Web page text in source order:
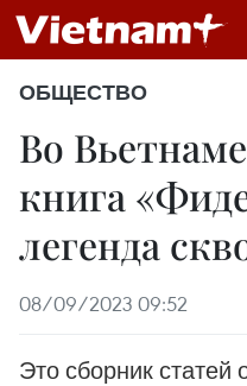
ОБЩЕСТВО
Во
книга
легенда
08/09/2023 09:52
Это сборник статей